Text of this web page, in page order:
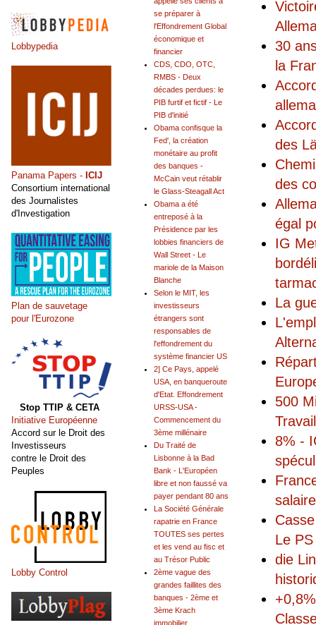
30
la
des
des
égal
IG
La
500
8% -
Le
die
se préparer à
l'Effondrement Global
économique et
financier
CDS, CDO, OTC,
RMBS - Deux
décades perdues: le
PIB furtif et fictif - Le
PIB d'initié
Obama confisque la
Fed', la création
monétaire au profit
des banques -
McCain veut rétablir
le Glass-Steagall Act
Obama a été
entreposé à la
Présidence par les
lobbies financiers de
Wall Street - Le
mariole de la Maison
Blanche
Selon le MIT, les
investisseurs
étrangers sont
responsables de
l'effondrement du
système financier US
2] Ce Pays, appelé
USA, en banqueroute
d'Etat. Effondrement
URSS-USA -
Commencement du
3ème millénaire
Du Traité de
Lisbonne à la Bad
Bank - L'Européen
libre et non faussé va
payer pendant 80 ans
La Société Générale
rapatrie en France
TOUTES ses pertes
et les vend au fisc et
au Trésor Public
2ème vague des
grandes faillites des
banques - 2ème et
3ème Krach
immobilier
Lobbypedia
Panama Papers - ICIJ
Consortium international
des Journalistes
d'Investigation
Plan de sauvetage
pour l'Eurozone
Stop TTIP & CETA
Initiative Européenne
Accord sur le Droit des
Investisseurs
contre le Droit des
Peuples
Lobby Control